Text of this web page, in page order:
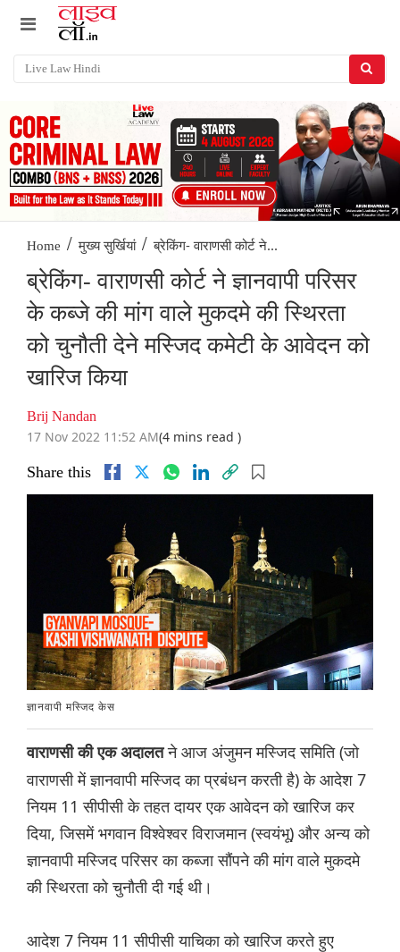
Home / मुख्य सुर्खियां / ब्रेकिंग- वाराणसी कोर्ट ने...
ब्रेकिंग- वाराणसी कोर्ट ने ज्ञानवापी परिसर
के कब्जे की मांग वाले मुकदमे की स्थिरता
को चुनौती देने मस्जिद कमेटी के आवेदन को
खारिज किया
Brij Nandan
17 Nov 2022 11:52 AM(4 mins read )
Share this
ज्ञानवापी मस्जिद केस
वाराणसी की एक अदालतने आज अंजुमन मस्जिद समिति (जो
वाराणसी में ज्ञानवापी मस्जिद का प्रबंधन करती है) के आदेश 7
नियम 11 सीपीसी के तहत दायर एक आवेदन को खारिज कर
दिया, जिसमें भगवान विश्वेश्वर विराजमान (स्वयंभू) और अन्य को
ज्ञानवापी मस्जिद परिसर का कब्जा सौंपने की मांग वाले मुकदमे
की स्थिरता को चुनौती दी गई थी।
आदेश 7 नियम 11 सीपीसी याचिका को खारिज करते हुए